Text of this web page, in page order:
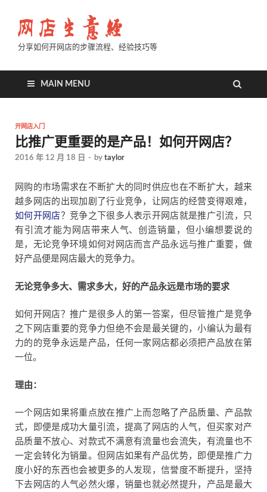
分享如何开网店的步骤流程、经验技巧等
MAIN MENU
开网店入门
比推广更重要的是产品！如何开网店？
2016 年 12 月 18 日 - by taylor
网购的市场需求在不断扩大的同时供应也在不断扩大，越来
越多网店的出现加剧了行业竞争，让网店的经营变得艰难，
如何开网店 ？竞争之下很多人表示开网店就是推广引流，只
有引流才能为网店带来人气、创造销量，但小编想要说的
是，无论竞争环境如何对网店而言产品永远与推广重要，做
好产品便是网店最大的竞争力。
无论竞争多大、需求多大，好的产品永远是市场的要求
如何开网店？推广是很多人的第一答案，但尽管推广是竞争
之下网店重要的竞争力但绝不会是最关键的，小编认为最有
力的的竞争永远是产品，任何一家网店都必须把产品放在第
一位。
理由：
一个网店如果将重点放在推广上而忽略了产品质量、产品款
式，即便是成功大量引流，提高了网店的人气，但买家对产
品质量不放心、对款式不满意有流量也会流失，有流量也不
一定会转化为销量。但网店如果有产品优势，即便是推广力
度小好的东西也会被更多的人发现，信誉度不断提升，坚持
下去网店的人气必然火爆，销量也就必然提升，产品是最大